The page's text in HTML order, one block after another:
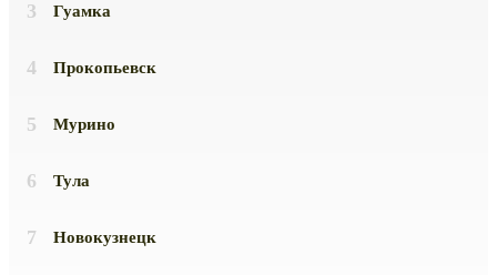
Гуамка
Прокопьевск
Мурино
Тула
Новокузнецк